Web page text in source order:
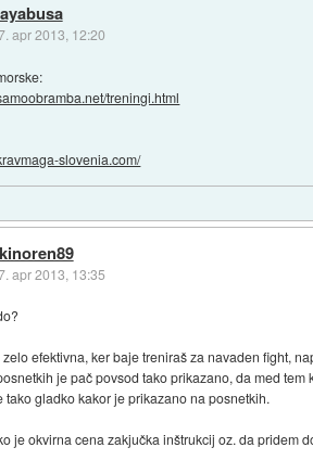
apr 2013, 12:20
treningi.html
slovenia.com/
apr 2013, 13:35
efektivna, ker baje treniraš za navaden fight,
je pač povsod tako prikazano, da med
tako gladko kakor je prikazano na posnetkih.
je okvirna cena zakjučka inštrukcij oz. da pridem